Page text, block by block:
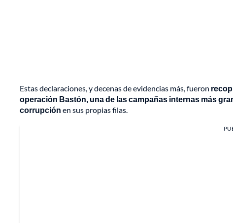
Estas declaraciones, y decenas de evidencias más, fueron
operación Bastón, una de las campañas internas más
corrupción en sus propias filas.